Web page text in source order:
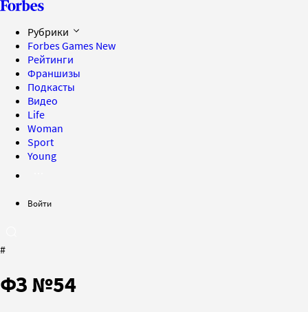
Рубрики
Forbes Games New
Рейтинги
Франшизы
Подкасты
Видео
Life
Woman
Sport
Young
Войти
#
ФЗ №54